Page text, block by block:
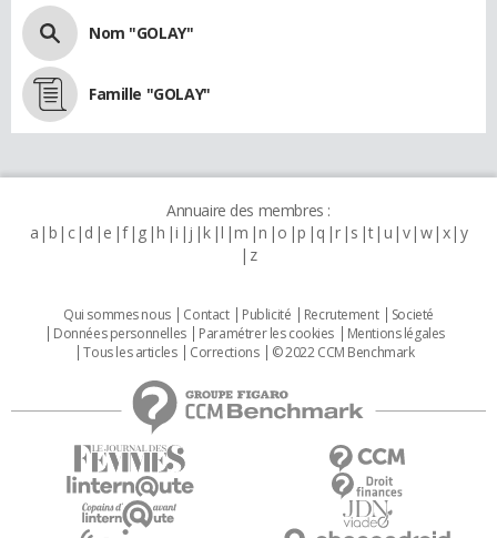
Nom "GOLAY"
Famille "GOLAY"
Annuaire des membres :
a b c d e f g h i j k l m n o p q r s t u v w x y
z
Qui sommes nous Contact Publicité Recrutement
Societé
Données personnelles
Paramétrer les cookies
Mentions légales
Tous les articles
Corrections © 2022 CCM Benchmark